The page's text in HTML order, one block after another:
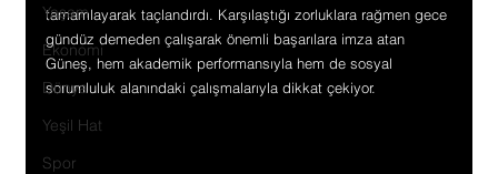
Yaşam
Ekonomi
Dünya
Yeşil Hat
Spor
tamamlayarak taçlandırdı. Karşılaştığı zorluklara rağmen gece
gündüz demeden çalışarak önemli başarılara imza atan
Güneş, hem akademik performansıyla hem de sosyal
sorumluluk alanındaki çalışmalarıyla dikkat çekiyor.